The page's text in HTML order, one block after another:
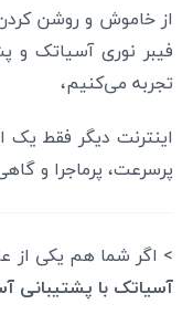
از خاموش و روشن
فیبر نوری آسیاتک و
تجربه می‌کنیم،
اینترنت دیگر فقط
پرسرعت، پرماجرا و
> اگر شما هم یکی از
آسیاتک با پشتیبانی